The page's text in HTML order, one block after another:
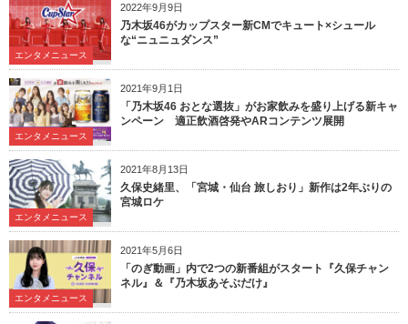
2022年9月9日
エンタメニュース
乃木坂46がカップスター新CMでキュート×シュール
な“ニュニュダンス”
2021年9月1日
エンタメニュース
「乃木坂46 おとな選抜」がお家飲みを盛り上げる新キャ
ンペーン 適正飲酒啓発やARコンテンツ展開
2021年8月13日
エンタメニュース
久保史緒里、「宮城・仙台 旅しおり」新作は2年ぶりの
宮城ロケ
2021年5月6日
エンタメニュース
「のぎ動画」内で2つの新番組がスタート『久保チャン
ネル』＆『乃木坂あそぶだけ』